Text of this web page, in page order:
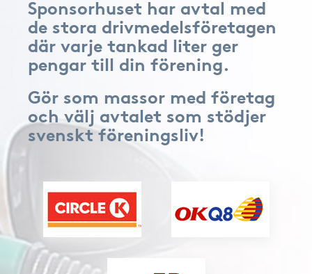
Sponsorhuset har avtal med
de stora drivmedelsföretagen
där varje tankad liter ger
pengar till din förening.
Gör som massor med företag
och välj avtalet som stödjer
svenskt föreningsliv!